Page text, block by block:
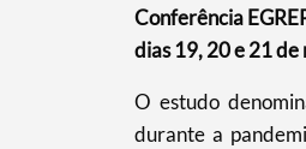
Conferência
dias 19, 20 e 21 de
O estudo
durante a